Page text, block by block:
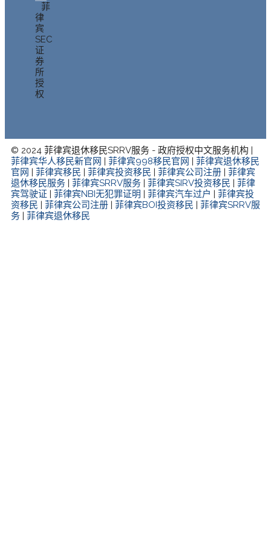
菲
律
宾
SEC
证
券
所
授
权
© 2024 菲律宾退休移民SRRV服务 - 政府授权中文服务机构 |
菲律宾华人移民新官网 | 菲律宾998移民官网 | 菲律宾退休移民
官网 | 菲律宾移民 | 菲律宾投资移民 | 菲律宾公司注册 | 菲律宾
退休移民服务 | 菲律宾SRRV服务 | 菲律宾SIRV投资移民 | 菲律
宾驾驶证 | 菲律宾NBI无犯罪证明 | 菲律宾汽车过户 | 菲律宾投
资移民 | 菲律宾公司注册 | 菲律宾BOI投资移民 | 菲律宾SRRV服
务 | 菲律宾退休移民